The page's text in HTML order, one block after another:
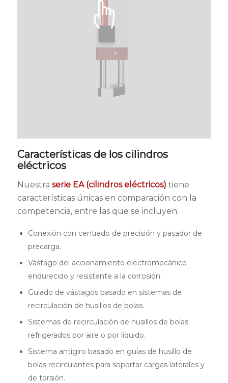
Características de los cilindros
eléctricos
Nuestra serie EA (cilindros eléctricos) tiene
características únicas en comparación con la
competencia, entre las que se incluyen:
Conexión con centrado de precisión y pasador de
precarga.
Vástago del accionamiento electromecánico
endurecido y resistente a la corrosión.
Guiado de vástagos basado en sistemas de
recirculación de husillos de bolas.
Sistemas de recirculación de husillos de bolas
refrigerados por aire o por líquido.
Sistema antigiro basado en guías de husillo de
bolas recirculantes para soportar cargas laterales y
de torsión.